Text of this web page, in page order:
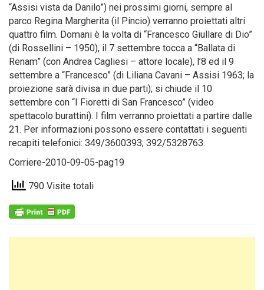
“Assisi vista da Danilo”) nei prossimi giorni, sempre al
parco Regina Margherita (il Pincio) verranno proiettati altri
quattro film. Domani è la volta di “Francesco Giullare di Dio”
(di Rossellini – 1950), il 7 settembre tocca a “Ballata di
Renam” (con Andrea Cagliesi – attore locale), l’8 ed il 9
settembre a “Francesco” (di Liliana Cavani – Assisi 1963; la
proiezione sarà divisa in due parti); si chiude il 10
settembre con “I Fioretti di San Francesco” (video
spettacolo burattini). I film verranno proiettati a partire dalle
21. Per informazioni possono essere contattati i seguenti
recapiti telefonici: 349/3600393; 392/5328763.
Corriere-2010-09-05-pag19
790 Visite totali